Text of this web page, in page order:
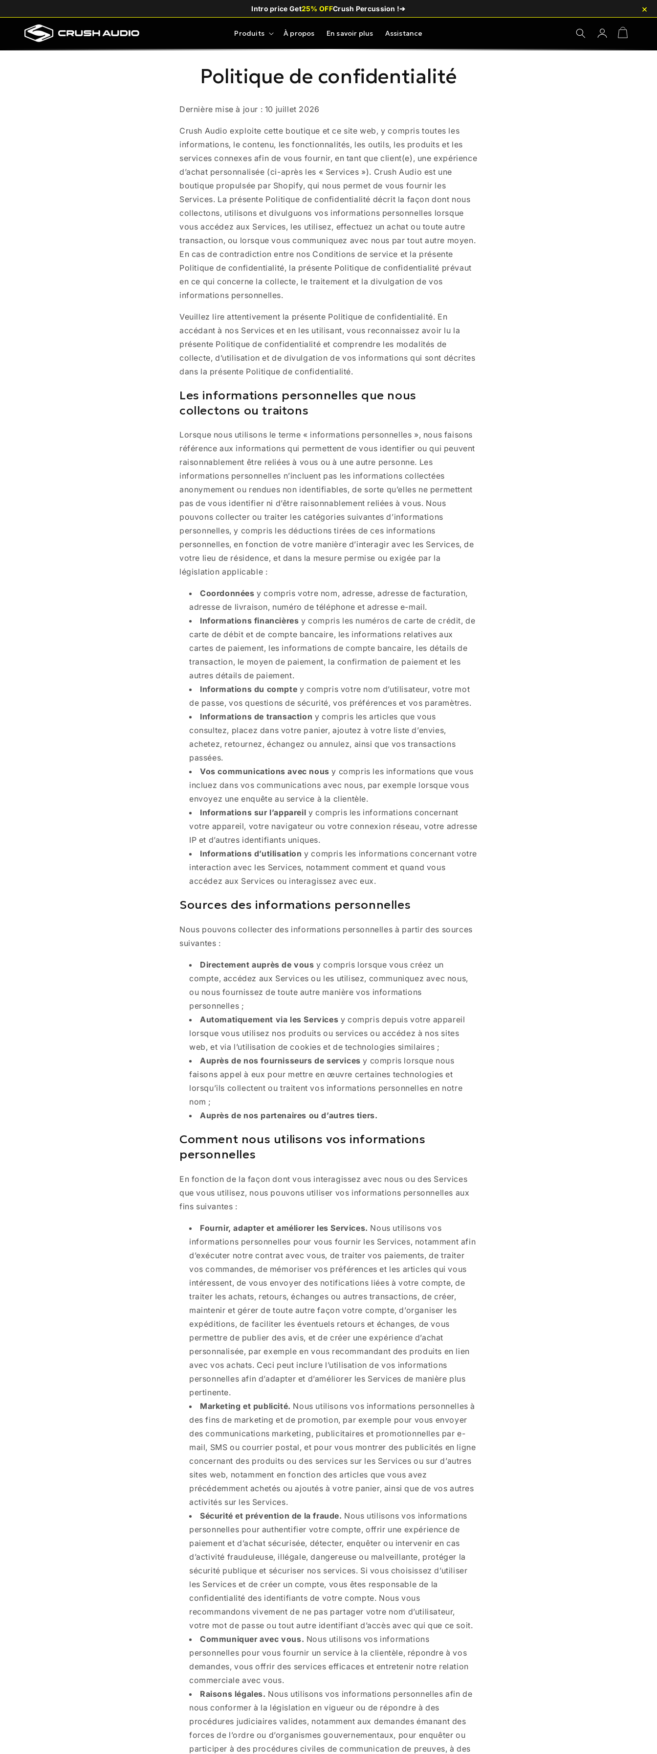
au
contenu
Intro price Get25% OFFCrush Percussion !➔ ×
Produits À propos En savoir plus Assistance ConnexionPanier
Politique de confidentialité
Dernière mise à jour : 10 juillet 2026
Crush Audio exploite cette boutique et ce site web, y compris toutes les
informations, le contenu, les fonctionnalités, les outils, les produits et les
services connexes afin de vous fournir, en tant que client(e), une expérience
d’achat personnalisée (ci-après les « Services »). Crush Audio est une
boutique propulsée par Shopify, qui nous permet de vous fournir les
Services. La présente Politique de confidentialité décrit la façon dont nous
collectons, utilisons et divulguons vos informations personnelles lorsque
vous accédez aux Services, les utilisez, effectuez un achat ou toute autre
transaction, ou lorsque vous communiquez avec nous par tout autre moyen.
En cas de contradiction entre nos Conditions de service et la présente
Politique de confidentialité, la présente Politique de confidentialité prévaut
en ce qui concerne la collecte, le traitement et la divulgation de vos
informations personnelles.
Veuillez lire attentivement la présente Politique de confidentialité. En
accédant à nos Services et en les utilisant, vous reconnaissez avoir lu la
présente Politique de confidentialité et comprendre les modalités de
collecte, d’utilisation et de divulgation de vos informations qui sont décrites
dans la présente Politique de confidentialité.
Les informations personnelles que nous
collectons ou traitons
Lorsque nous utilisons le terme « informations personnelles », nous faisons
référence aux informations qui permettent de vous identifier ou qui peuvent
raisonnablement être reliées à vous ou à une autre personne. Les
informations personnelles n’incluent pas les informations collectées
anonymement ou rendues non identifiables, de sorte qu’elles ne permettent
pas de vous identifier ni d’être raisonnablement reliées à vous. Nous
pouvons collecter ou traiter les catégories suivantes d’informations
personnelles, y compris les déductions tirées de ces informations
personnelles, en fonction de votre manière d’interagir avec les Services, de
votre lieu de résidence, et dans la mesure permise ou exigée par la
législation applicable :
Coordonnées y compris votre nom, adresse, adresse de facturation,
adresse de livraison, numéro de téléphone et adresse e-mail.
Informations financières y compris les numéros de carte de crédit, de
carte de débit et de compte bancaire, les informations relatives aux
cartes de paiement, les informations de compte bancaire, les détails de
transaction, le moyen de paiement, la confirmation de paiement et les
autres détails de paiement.
Informations du compte y compris votre nom d’utilisateur, votre mot
de passe, vos questions de sécurité, vos préférences et vos paramètres.
Informations de transaction y compris les articles que vous
consultez, placez dans votre panier, ajoutez à votre liste d’envies,
achetez, retournez, échangez ou annulez, ainsi que vos transactions
passées.
Vos communications avec nous y compris les informations que vous
incluez dans vos communications avec nous, par exemple lorsque vous
envoyez une enquête au service à la clientèle.
Informations sur l’appareil y compris les informations concernant
votre appareil, votre navigateur ou votre connexion réseau, votre adresse
IP et d’autres identifiants uniques.
Informations d’utilisation y compris les informations concernant votre
interaction avec les Services, notamment comment et quand vous
accédez aux Services ou interagissez avec eux.
Sources des informations personnelles
Nous pouvons collecter des informations personnelles à partir des sources
suivantes :
Directement auprès de vous y compris lorsque vous créez un
compte, accédez aux Services ou les utilisez, communiquez avec nous,
ou nous fournissez de toute autre manière vos informations
personnelles ;
Automatiquement via les Services y compris depuis votre appareil
lorsque vous utilisez nos produits ou services ou accédez à nos sites
web, et via l’utilisation de cookies et de technologies similaires ;
Auprès de nos fournisseurs de services y compris lorsque nous
faisons appel à eux pour mettre en œuvre certaines technologies et
lorsqu’ils collectent ou traitent vos informations personnelles en notre
nom ;
Auprès de nos partenaires ou d’autres tiers.
Comment nous utilisons vos informations
personnelles
En fonction de la façon dont vous interagissez avec nous ou des Services
que vous utilisez, nous pouvons utiliser vos informations personnelles aux
fins suivantes :
Fournir, adapter et améliorer les Services. Nous utilisons vos
informations personnelles pour vous fournir les Services, notamment afin
d’exécuter notre contrat avec vous, de traiter vos paiements, de traiter
vos commandes, de mémoriser vos préférences et les articles qui vous
intéressent, de vous envoyer des notifications liées à votre compte, de
traiter les achats, retours, échanges ou autres transactions, de créer,
maintenir et gérer de toute autre façon votre compte, d’organiser les
expéditions, de faciliter les éventuels retours et échanges, de vous
permettre de publier des avis, et de créer une expérience d’achat
personnalisée, par exemple en vous recommandant des produits en lien
avec vos achats. Ceci peut inclure l’utilisation de vos informations
personnelles afin d’adapter et d’améliorer les Services de manière plus
pertinente.
Marketing et publicité. Nous utilisons vos informations personnelles à
des fins de marketing et de promotion, par exemple pour vous envoyer
des communications marketing, publicitaires et promotionnelles par e-
mail, SMS ou courrier postal, et pour vous montrer des publicités en ligne
concernant des produits ou des services sur les Services ou sur d’autres
sites web, notamment en fonction des articles que vous avez
précédemment achetés ou ajoutés à votre panier, ainsi que de vos autres
activités sur les Services.
Sécurité et prévention de la fraude. Nous utilisons vos informations
personnelles pour authentifier votre compte, offrir une expérience de
paiement et d’achat sécurisée, détecter, enquêter ou intervenir en cas
d’activité frauduleuse, illégale, dangereuse ou malveillante, protéger la
sécurité publique et sécuriser nos services. Si vous choisissez d’utiliser
les Services et de créer un compte, vous êtes responsable de la
confidentialité des identifiants de votre compte. Nous vous
recommandons vivement de ne pas partager votre nom d’utilisateur,
votre mot de passe ou tout autre identifiant d’accès avec qui que ce soit.
Communiquer avec vous. Nous utilisons vos informations
personnelles pour vous fournir un service à la clientèle, répondre à vos
demandes, vous offrir des services efficaces et entretenir notre relation
commerciale avec vous.
Raisons légales. Nous utilisons vos informations personnelles afin de
nous conformer à la législation en vigueur ou de répondre à des
procédures judiciaires valides, notamment aux demandes émanant des
forces de l’ordre ou d’organismes gouvernementaux, pour enquêter ou
participer à des procédures civiles de communication de preuves, à des